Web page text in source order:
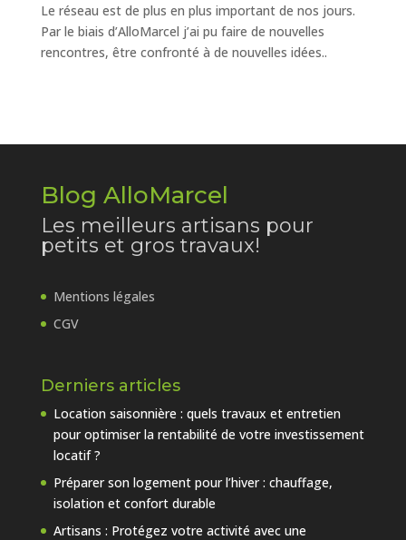
Le réseau est de plus en plus important de nos jours.
Par le biais d’AlloMarcel j’ai pu faire de nouvelles
rencontres, être confronté à de nouvelles idées..
Blog AlloMarcel
Les meilleurs artisans pour
petits et gros travaux!
Mentions légales
CGV
Derniers articles
Location saisonnière : quels travaux et entretien
pour optimiser la rentabilité de votre investissement
locatif ?
Préparer son logement pour l’hiver : chauffage,
isolation et confort durable
Artisans : Protégez votre activité avec une